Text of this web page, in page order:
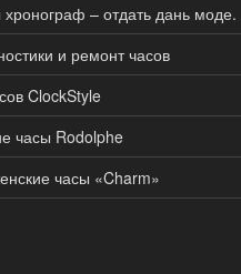
хронограф – отдать дань моде.
и ремонт часов
ClockStyle
часы Rodolphe
часы «Charm»